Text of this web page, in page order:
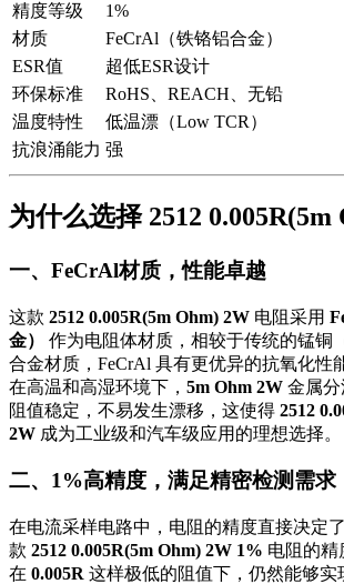
精度等级
1%
材质
FeCrAl（铁铬铝合金）
ESR值
超低ESR设计
环保标准
RoHS、REACH、无铅
温度特性
低温漂（Low TCR）
抗浪涌能力 强
为什么选择 2512 0.005R(5m
一、FeCrAl材质，性能卓越
这款 2512 0.005R(5m Ohm) 2W 电阻采用
金）
作为电阻体材质，相较于传统的锰铜
合金材质，FeCrAl 具有更优异的抗氧化性
在高温和高湿环境下， 5m Ohm 2W 金属
阻值稳定，不易发生漂移，这使得 2512
2W 成为工业级和汽车级应用的理想选择。
二、1%高精度，满足精密检测需求
在电流采样电路中，电阻的精度直接决定
款 2512 0.005R(5m Ohm) 2W 1% 电阻的精
在 0.005R 这样极低的阻值下，仍然能够实